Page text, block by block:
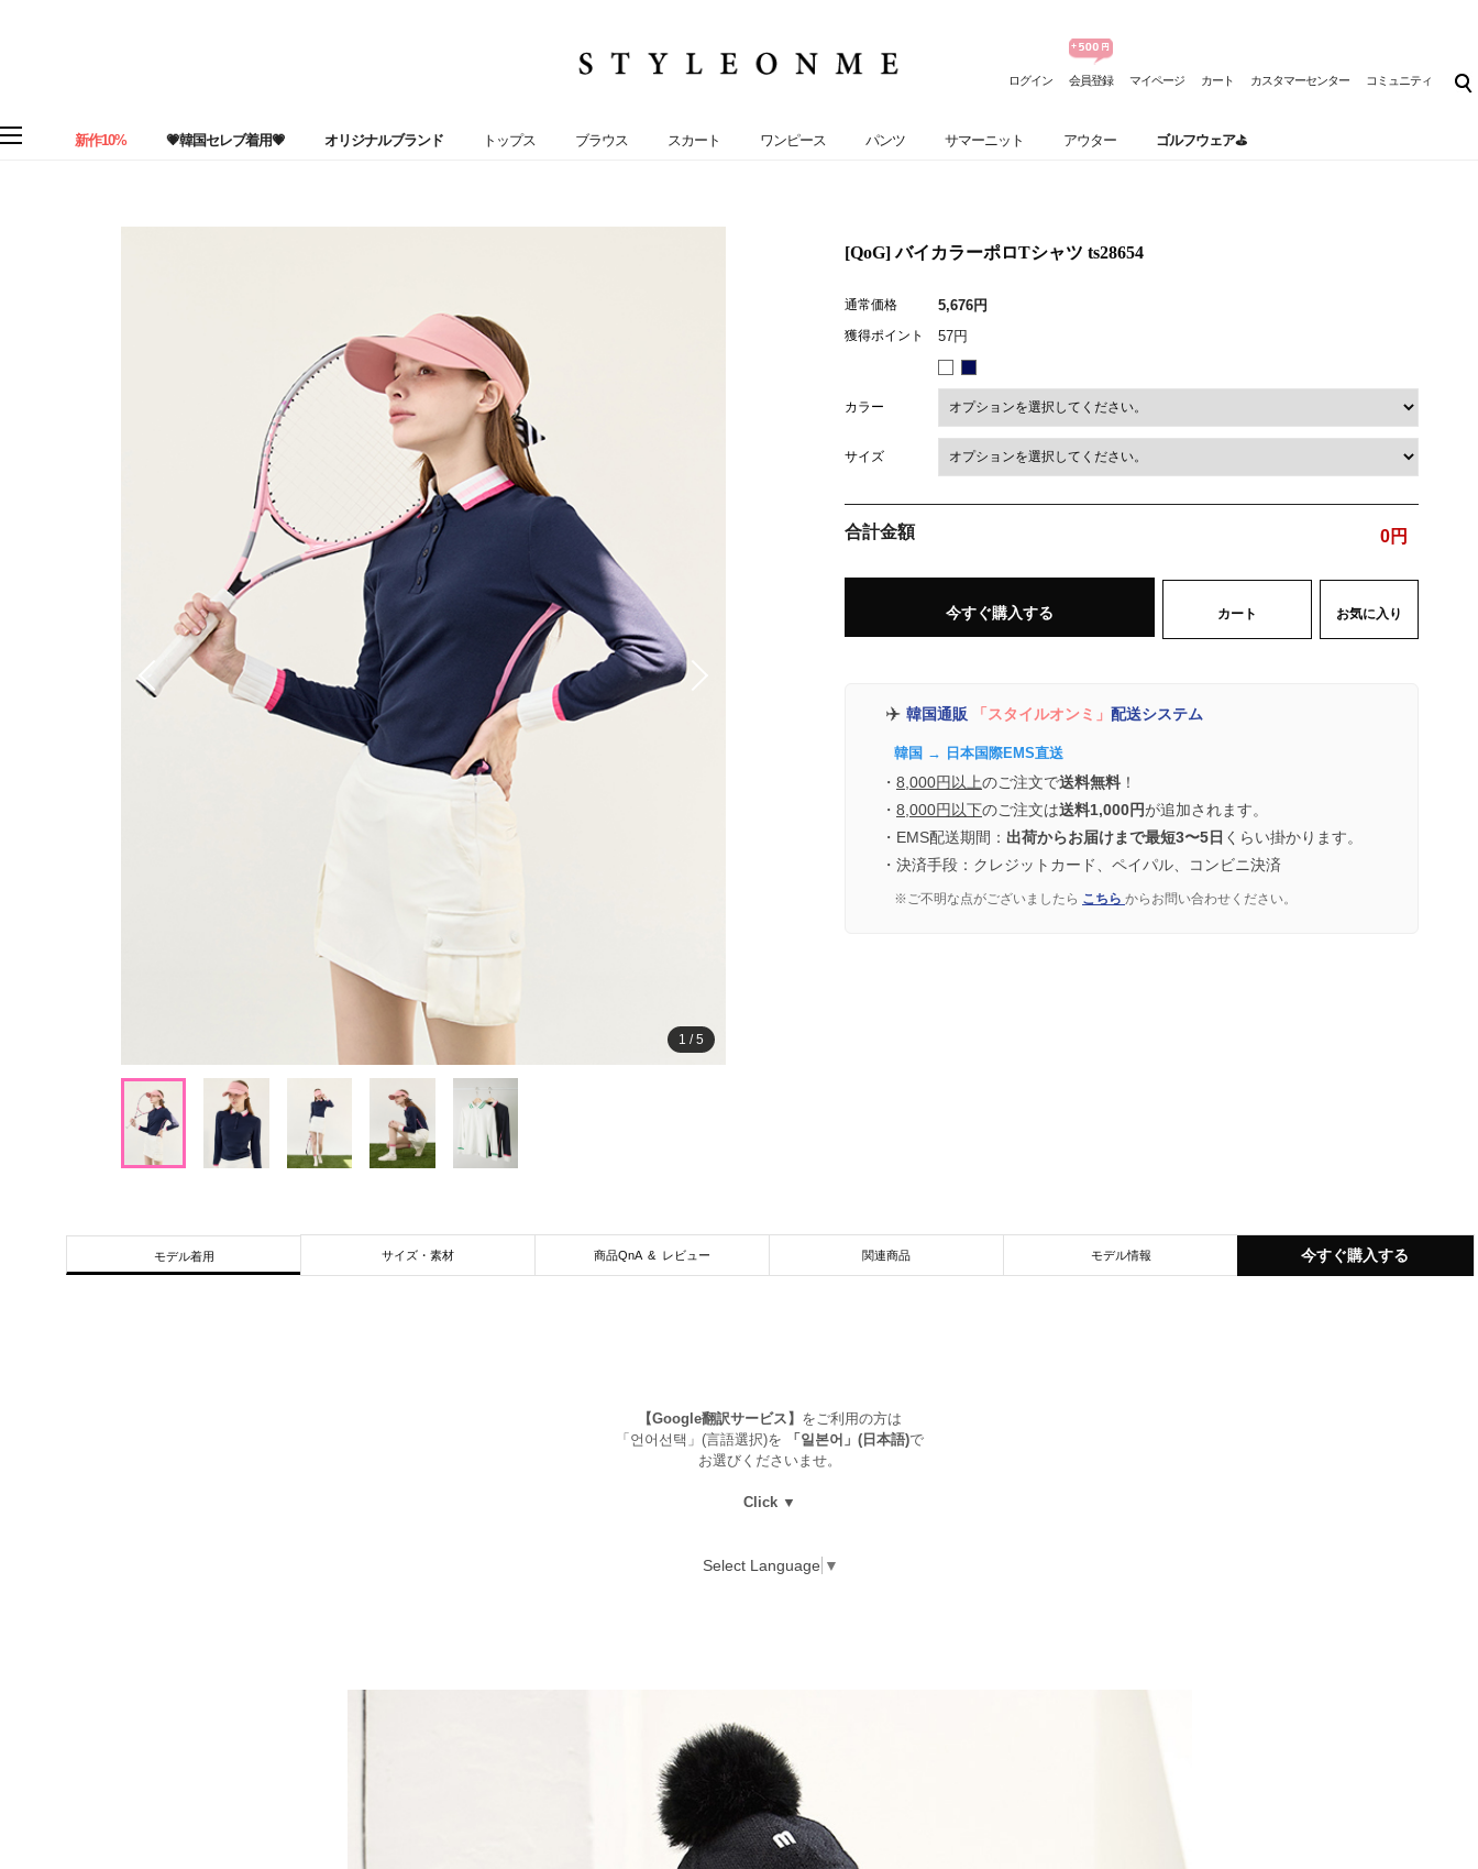
ログイン 会員登録 マイページ カート カスタマーセンター コミュニティ
新作10% 💗韓国セレブ着用💗 オリジナルブランド トップス ブラウス スカート ワンピース パンツ サマーニット アウター ゴルフウェア⛳
1 /5
[QoG] バイカラーポロTシャツ ts28654
通常価格 5,676円
獲得ポイント 57円
カラー
サイズ
合計金額 0円
今すぐ購入する カート お気に入り
✈️ 韓国通販 「スタイルオンミ」 配送システム
韓国 → 日本国際EMS直送
・ 8,000円以上のご注文で送料無料 ！
・ 8,000円以下のご注文は送料1,000円が追加されます。
・EMS配送期間： 出荷からお届けまで最短3〜5日 くらい掛かります。
・決済手段：クレジットカード、ペイパル、コンビニ決済
※ご不明な点がございましたら こちら からお問い合わせください。
モデル着用 サイズ・素材 商品QnA & レビュー 関連商品 モデル情報 今すぐ購入する
【Google翻訳サービス】 をご利用の方は
「언어선택」(言語選択)を
「일본어」(日本語)で
お選びくださいませ。
Click ▼
Select Language ▼